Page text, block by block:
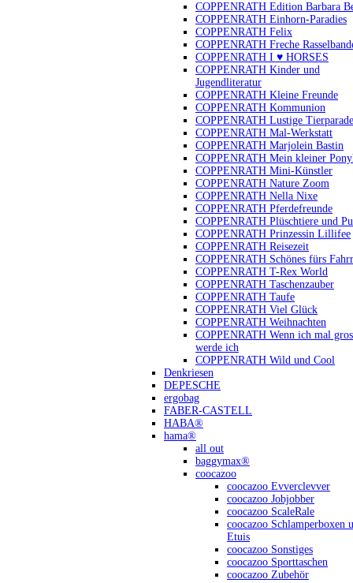
COPPENRATH Edition Barbara
COPPENRATH Einhorn-Paradies
COPPENRATH Felix
COPPENRATH Freche
COPPENRATH I ♥ HORSES
COPPENRATH Kinder und
Jugendliteratur
COPPENRATH Kleine Freunde
COPPENRATH Kommunion
COPPENRATH Lustige Tierparade
COPPENRATH Mal-Werkstatt
COPPENRATH Marjolein Bastin
COPPENRATH Mein kleiner
COPPENRATH Mini-Künstler
COPPENRATH Nature Zoom
COPPENRATH Nella Nixe
COPPENRATH Pferdefreunde
COPPENRATH Plüschtiere und
COPPENRATH Prinzessin Lillifee
COPPENRATH Reisezeit
COPPENRATH Schönes fürs
COPPENRATH T-Rex World
COPPENRATH Taschenzauber
COPPENRATH Taufe
COPPENRATH Viel Glück
COPPENRATH Weihnachten
COPPENRATH Wenn ich mal
werde ich
COPPENRATH Wild und Cool
Denkriesen
DEPESCHE
ergobag
FABER-CASTELL
HABA®
hama®
all out
baggymax®
coocazoo
coocazoo Evverclevver
coocazoo Jobjobber
coocazoo ScaleRale
coocazoo Schlamperboxen
Etuis
coocazoo Sonstiges
coocazoo Sporttaschen
coocazoo Zubehör